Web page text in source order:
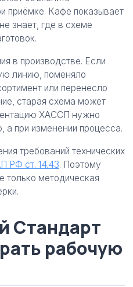
приёмке. Кафе показывает
знает, где в схеме
в производстве. Если
линию, поменяло
или перенесло
старая схема может
ХАССП нужно
а при изменении процесса.
требований технических
РФ ст. 14.43. Поэтому
методическая
Стандарт
рабочую